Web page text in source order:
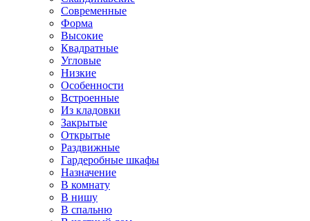
Современные
Форма
Высокие
Квадратные
Угловые
Низкие
Особенности
Встроенные
Из кладовки
Закрытые
Открытые
Раздвижные
Гардеробные шкафы
Назначение
В комнату
В нишу
В спальню